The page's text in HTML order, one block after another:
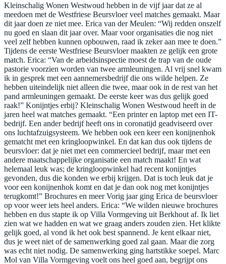
Kleinschalig Wonen Westwoud hebben in de vijf jaar dat ze al
meedoen met de Westfriese Beursvloer veel matches gemaakt. Maar
dit jaar doen ze niet mee. Erica van der Meulen: “Wij redden onszelf
nu goed en slaan dit jaar over. Maar voor organisaties die nog niet
veel zelf hebben kunnen opbouwen, raad ik zeker aan mee te doen.”
Tijdens de eerste Westfriese Beursvloer maakten ze gelijk een grote
match. Erica: “Van de arbeidsinspectie moest de trap van de oude
pastorie voorzien worden van twee armleuningen. Al vrij snel kwam
ik in gesprek met een aannemersbedrijf die ons wilde helpen. Ze
hebben uiteindelijk niet alleen die twee, maar ook in de rest van het
pand armleuningen gemaakt. De eerste keer was dus gelijk goed
raak!” Konijntjes erbij? Kleinschalig Wonen Westwoud heeft in de
jaren heel wat matches gemaakt. “Een printer en laptop met een IT-
bedrijf. Een ander bedrijf heeft ons in coronatijd geadviseerd over
ons luchtafzuigsysteem. We hebben ook een keer een konijnenhok
gematcht met een kringloopwinkel. En dat kan dus ook tijdens de
beursvloer: dat je niet met een commercieel bedrijf, maar met een
andere maatschappelijke organisatie een match maakt! En wat
helemaal leuk was; de kringloopwinkel had recent konijntjes
gevonden, dus die konden we erbij krijgen. Dat is toch leuk dat je
voor een konijnenhok komt en dat je dan ook nog met konijntjes
terugkomt!” Brochures en meer Vorig jaar ging Erica de beursvloer
op voor weer iets heel anders. Erica: “We wilden nieuwe brochures
hebben en dus stapte ik op Villa Vormgeving uit Berkhout af. Ik liet
zien wat we hadden en wat we graag anders zouden zien. Het klikte
gelijk goed, al vond ik het ook best spannend. Je kent elkaar niet,
dus je weet niet of de samenwerking goed zal gaan. Maar die zorg
was echt niet nodig. De samenwerking ging hartstikke soepel. Marc
Mol van Villa Vormgeving voelt ons heel goed aan, begrijpt ons